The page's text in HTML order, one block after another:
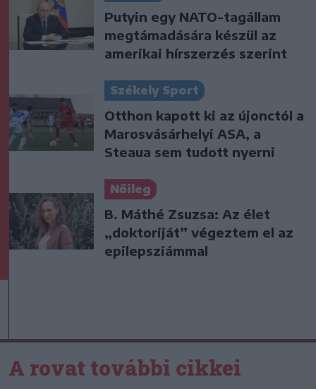
Putyin egy NATO-tagállam
megtámadására készül az
amerikai hírszerzés szerint
Székely Sport
Otthon kapott ki az újonctól a
Marosvásárhelyi ASA, a
Steaua sem tudott nyerni
Nőileg
B. Máthé Zsuzsa: Az élet
„doktoriját” végeztem el az
epilepsziámmal
A rovat további cikkei